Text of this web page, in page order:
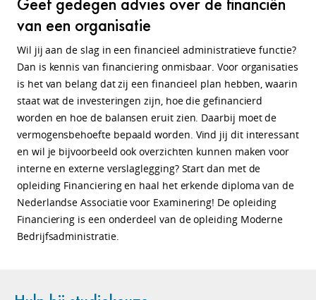
van een organisatie
Wil jij aan de slag in een financieel administratieve functie?
Dan is kennis van financiering onmisbaar. Voor organisaties
is het van belang dat zij een financieel plan hebben, waarin
staat wat de investeringen zijn, hoe die gefinancierd
worden en hoe de balansen eruit zien. Daarbij moet de
vermogensbehoefte bepaald worden. Vind jij dit interessant
en wil je bijvoorbeeld ook overzichten kunnen maken voor
interne en externe verslaglegging? Start dan met de
opleiding Financiering en haal het erkende diploma van de
Nederlandse Associatie voor Examinering! De opleiding
Financiering is een onderdeel van de opleiding Moderne
Bedrijfsadministratie.